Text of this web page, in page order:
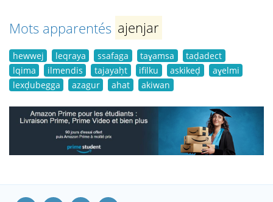
Mots apparentés ajenjar
hewwej leqraya ssafaga taɣamsa
taḍadect
lqima
ilmendis tajayaḥt ifilku askikeḍ
aɣelmi
lexḍubegga
azagur ahat akiwan